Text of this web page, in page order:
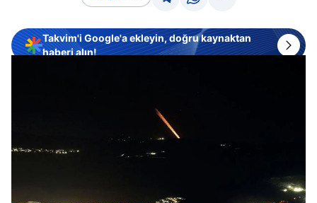
Takvim'i Google'a ekleyin, doğru kaynaktan
haberi alın!